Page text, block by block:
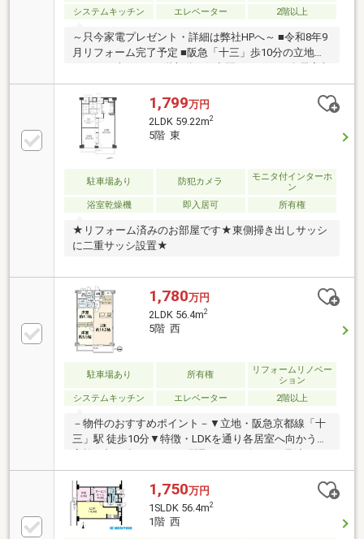
システムキッチン エレベーター 2階以上
～只今家電プレゼント・詳細は弊社HPへ～ ■令和8年9
月リフォーム完了予定 ■阪急「十三」歩10分の立地
納
1,799万円
2LDK 59.22m2
5階 東
駐車場あり 防犯カメラ
モニタ付インターホ
ン
浴室乾燥機
即入居可 所有権
★リフォーム済みのお部屋です★東側掃き出しサッシ
に二重サッシ設置★
1,780万円
2LDK 56.4m2
5階 西
駐車場あり 所有権
リフォームリノベー
ション
システムキッチン
エレベーター 2階以上
－物件のおすすめポイント－▼立地・阪急京都線「十
三」駅 徒歩10分▼特徴・LDKを通り各居室へ向かう、
対面式キッチンを採用・収納力のあるストレージスペ
ース付▼設備・食洗機・浄水器・浴室は追い焚き・お
湯張り機能付▼2021年10月室内リフォーム履歴【交
換】キッチン、UB、洗面化粧台、トイレ 等【張替】
クロス(全室)、フローリング(全居室)、CF(トイレ・洗
1,750万円
1SLDK 56.4m2
1階 西